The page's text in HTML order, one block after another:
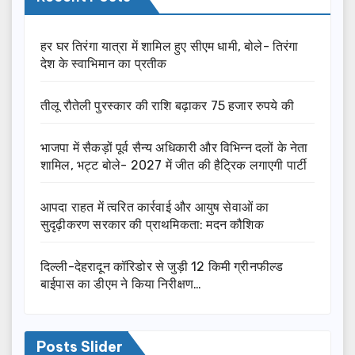
हर घर तिरंगा यात्रा में शामिल हुए सीएम धामी, बोले- तिरंगा
देश के स्वाभिमान का प्रतीक
तीलू रौतेली पुरस्कार की राशि बढ़ाकर 75 हजार रुपये की
भाजपा में सैकड़ों पूर्व सैन्य अधिकारी और विभिन्न दलों के नेता
शामिल, भट्ट बोले- 2027 में जीत की हैट्रिक लगाएगी पार्टी
आपदा राहत में त्वरित कार्रवाई और आयुष सेवाओं का
सुदृढ़ीकरण सरकार की प्राथमिकता: मदन कौशिक
दिल्ली-देहरादून कॉरिडोर से जुड़ी 12 किमी ग्रीनफील्ड
बाईपास का डीएम ने किया निरीक्षण…
Posts Slider